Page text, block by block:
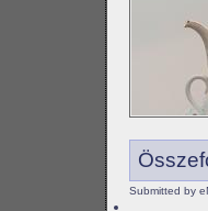
Submitted by